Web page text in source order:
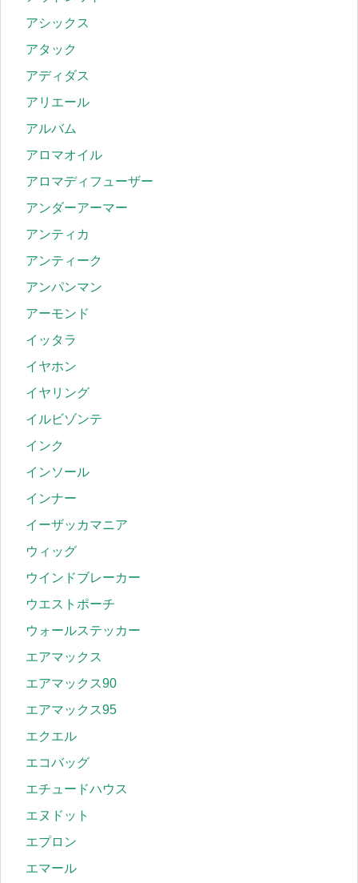
アシックス
アタック
アディダス
アリエール
アルバム
アロマオイル
アロマディフューザー
アンダーアーマー
アンティカ
アンティーク
アンパンマン
アーモンド
イッタラ
イヤホン
イヤリング
イルビゾンテ
インク
インソール
インナー
イーザッカマニア
ウィッグ
ウインドブレーカー
ウエストポーチ
ウォールステッカー
エアマックス
エアマックス90
エアマックス95
エクエル
エコバッグ
エチュードハウス
エヌドット
エプロン
エマール